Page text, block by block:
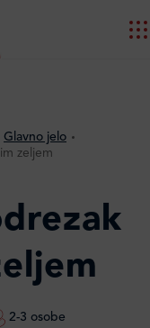
Glavno jelo
zeljem
2-3 osobe